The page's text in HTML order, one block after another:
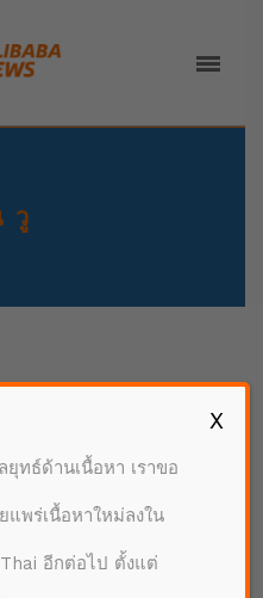
วู
ยุทธ์ด้านเนื้อหา เราขอ
แพร่เนื้อหาใหม่ลงใน
อีกต่อไป ตั้งแต่
X